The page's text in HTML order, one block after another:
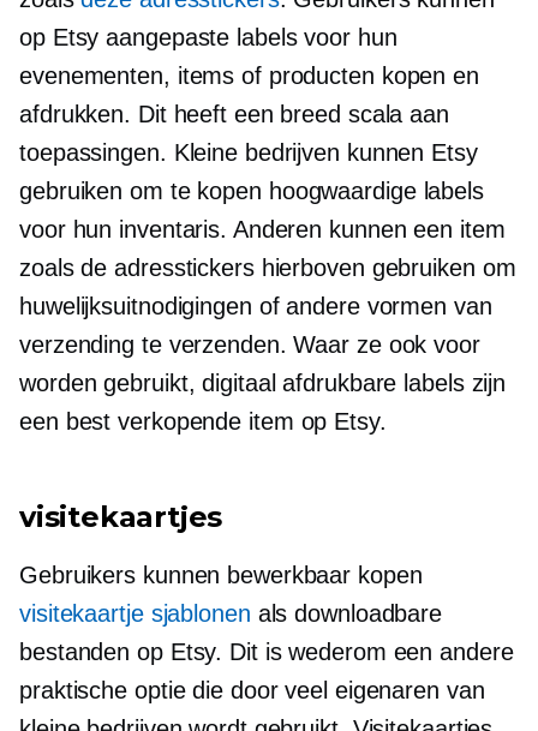
op Etsy aangepaste labels voor hun
evenementen, items of producten kopen en
afdrukken. Dit heeft een breed scala aan
toepassingen. Kleine bedrijven kunnen Etsy
gebruiken om te kopen hoogwaardigelabels
voor hun inventaris. Anderen kunnen een item
zoals de adresstickers hierboven gebruiken om
huwelijksuitnodigingen of andere vormen van
verzending te verzenden. Waar ze ook voor
worden gebruikt, digitaal afdrukbare labels zijn
een best verkopende item op Etsy.
visitekaartjes
Gebruikers kunnen bewerkbaar kopen
visitekaartje sjablonen als downloadbare
bestanden op Etsy. Dit is wederom een ​​andere
praktische optie die door veel eigenaren van